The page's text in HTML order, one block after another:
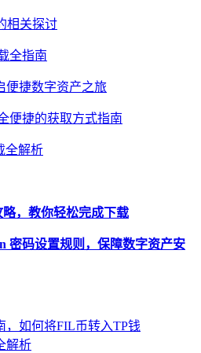
相关探讨
全指南
便捷数字资产之旅
便捷的获取方式指南
全解析
，教你轻松完成下载
密码设置规则，保障数字资产安